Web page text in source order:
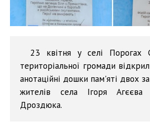
23 квітня у селі Порогах
територіальної громади
анотаційні дошки пам'яті двох
жителів села Ігоря
Дроздюка.